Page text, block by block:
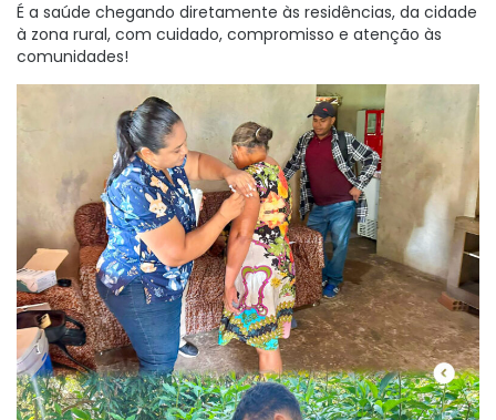
É a saúde chegando diretamente às residências, da cidade
à zona rural, com cuidado, compromisso e atenção às
comunidades!